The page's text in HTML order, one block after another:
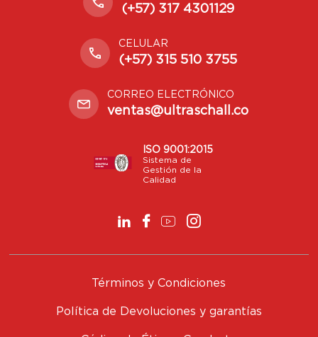
(+57) 317 4301129
CELULAR
(+57) 315 510 3755
CORREO ELECTRÓNICO
ventas@ultraschall.co
ISO 9001:2015
Sistema de
Gestión de la
Calidad
Términos y Condiciones
Política de Devoluciones y garantías